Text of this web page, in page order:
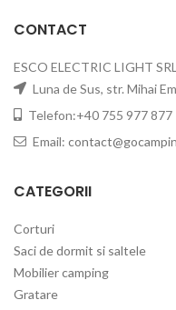
CONTACT
ESCO ELECTRIC LIGHT SRL
Luna de Sus, str. Mihai
Telefon:+40 755 977 877
Email:
CATEGORII
Corturi
Saci de dormit si saltele
Mobilier camping
Gratare